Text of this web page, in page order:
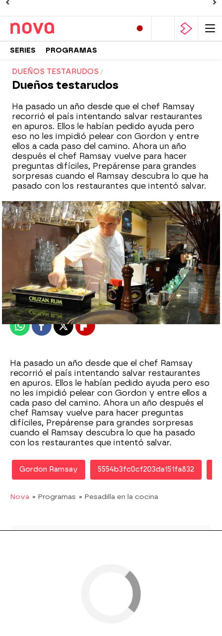
SERIES PROGRAMAS
DUEÑOS TESTARUDOS
Dueños testarudos
Ha pasado un año desde que el chef Ramsay
recorrió el país intentando salvar restaurantes
en apuros. Ellos le habían pedido ayuda pero
eso no les impidió pelear con Gordon y entre
ellos a cada paso del camino. Ahora un año
después el chef Ramsay vuelve para hacer
preguntas difíciles, Prepárense para grandes
sorpresas cuando el Ramsay descubra lo que ha
pasado con los restaurantes que intentó salvar.
Nova
Publicado:15 de septiembre de 2011, 12:40
WhatsappFacebook
X Flipboard
Ha pasado un año desde que el chef Ramsay
recorrió el país intentando salvar restaurantes
en apuros. Ellos le habían pedido ayuda pero eso
no les impidió pelear con Gordon y entre ellos a
cada paso del camino. Ahora un año después el
chef Ramsay vuelve para hacer preguntas
difíciles, Prepárense para grandes sorpresas
cuando el Ramsay descubra lo que ha pasado
con los restaurantes que intentó salvar.
Gordon Ramsay 5554b3fc0cf203da151fa832
Nova » Programas » Pesadilla en la cocina